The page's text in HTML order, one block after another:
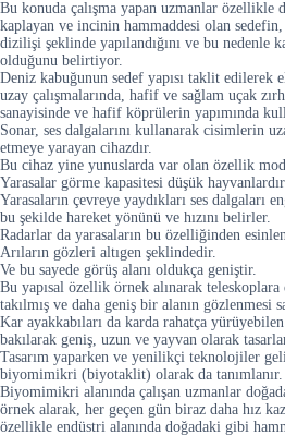
Bu konuda çalışma yapan uzmanlar
kaplayan ve incinin hammaddesi olan
dizilişi şeklinde yapılandığını ve bu nedenle
olduğunu belirtiyor.
Deniz kabuğunun sedef yapısı taklit edilerek
uzay çalışmalarında, hafif ve sağlam uçak
sanayisinde ve hafif köprülerin yapımında
Sonar, ses dalgalarını kullanarak cisimlerin
etmeye yarayan cihazdır.
Bu cihaz yine yunuslarda var olan özellik
Yarasalar görme kapasitesi düşük
Yarasaların çevreye yaydıkları ses dalgaları
bu şekilde hareket yönünü ve hızını belirler.
Radarlar da yarasaların bu özelliğinden
Arıların gözleri altıgen şeklindedir.
Ve bu sayede görüş alanı oldukça geniştir.
Bu yapısal özellik örnek alınarak teleskoplara
takılmış ve daha geniş bir alanın gözlenmesi
Kar ayakkabıları da karda rahatça yürüyebilen
bakılarak geniş, uzun ve yayvan olarak
Tasarım yaparken ve yenilikçi teknolojiler
biyomimikri (biyotaklit) olarak da tanımlanır.
Biyomimikri alanında çalışan uzmanlar
örnek alarak, her geçen gün biraz daha hız
özellikle endüstri alanında doğadaki gibi